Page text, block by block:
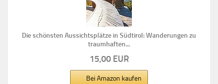
Die schönsten Aussichtsplätze in Südtirol: Wanderungen zu
traumhaften...
15,00 EUR
Bei Amazon kaufen